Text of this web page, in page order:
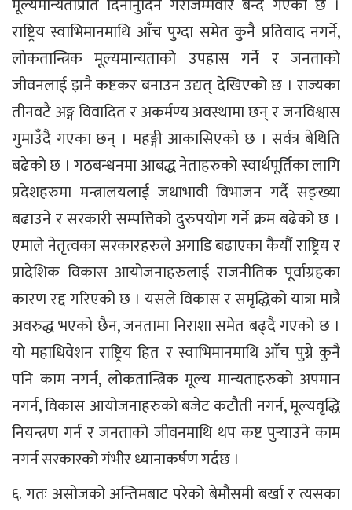
राष्ट्रिय स्वाभिमानमाथि आँच पुग्दा समेत कुनै प्रतिवाद नगर्ने,
लोकतान्त्रिक मूल्यमान्यताको उपहास गर्ने र जनताको
जीवनलाई झनै कष्टकर बनाउन उद्यत् देखिएको छ । राज्यका
तीनवटै अङ्ग विवादित र अकर्मण्य अवस्थामा छन् र जनविश्वास
गुमाउँदै गएका छन् । महङ्गी आकासिएको छ । सर्वत्र बेथिति
बढेको छ । गठबन्धनमा आबद्ध नेताहरुको स्वार्थपूर्तिका लागि
प्रदेशहरुमा मन्त्रालयलाई जथाभावी विभाजन गर्दै सङ्ख्या
बढाउने र सरकारी सम्पत्तिको दुरुपयोग गर्ने क्रम बढेको छ ।
एमाले नेतृत्वका सरकारहरुले अगाडि बढाएका कैयौं राष्ट्रिय र
प्रादेशिक विकास आयोजनाहरुलाई राजनीतिक पूर्वाग्रहका
कारण रद्द गरिएको छ । यसले विकास र समृद्धिको यात्रा मात्रै
अवरुद्ध भएको छैन, जनतामा निराशा समेत बढ्दै गएको छ ।
यो महाधिवेशन राष्ट्रिय हित र स्वाभिमानमाथि आँच पुग्ने कुनै
पनि काम नगर्न, लोकतान्त्रिक मूल्य मान्यताहरुको अपमान
नगर्न, विकास आयोजनाहरुको बजेट कटौती नगर्न, मूल्यवृद्धि
नियन्त्रण गर्न र जनताको जीवनमाथि थप कष्ट पुर्‍याउने काम
नगर्न सरकारको गंभीर ध्यानाकर्षण गर्दछ ।
६. गतः असोजको अन्तिमबाट परेको बेमौसमी बर्खा र त्यसका